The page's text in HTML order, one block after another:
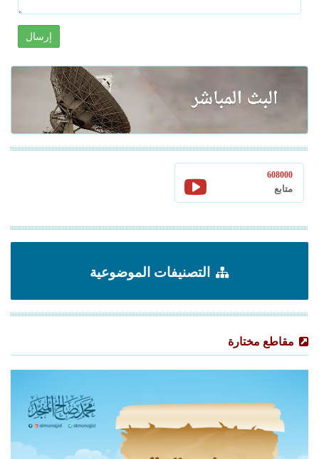
إرسال
608000
متابع
التصنيفات الموضوعية
مقاطع مختارة